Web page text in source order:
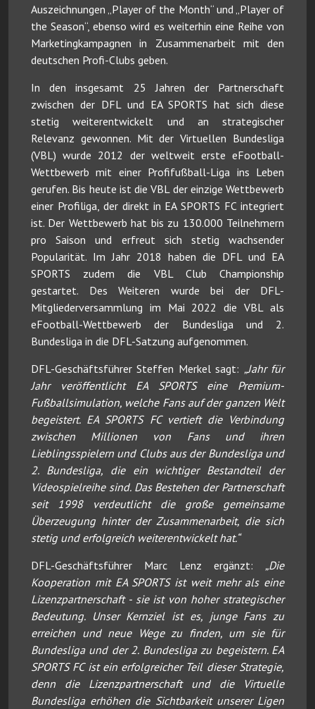
Auszeichnungen „Player of the Month“ und „Player of
the Season“, ebenso wird es weiterhin eine Reihe von
Marketingkampagnen in Zusammenarbeit mit den
deutschen Profi-Clubs geben.
In den insgesamt 25 Jahren der Partnerschaft
zwischen der DFL und EA SPORTS hat sich diese
stetig weiterentwickelt und an strategischer
Relevanz gewonnen. Mit der Virtuellen Bundesliga
(VBL) wurde 2012 der weltweit erste eFootball-
Wettbewerb mit einer Profifußball-Liga ins Leben
gerufen. Bis heute ist die VBL der einzige Wettbewerb
einer Profiliga, der direkt in EA SPORTS FC integriert
ist. Der Wettbewerb hat bis zu 130.000 Teilnehmern
pro Saison und erfreut sich stetig wachsender
Popularität. Im Jahr 2018 haben die DFL und EA
SPORTS zudem die VBL Club Championship
gestartet. Des Weiteren wurde bei der DFL-
Mitgliederversammlung im Mai 2022 die VBL als
eFootball-Wettbewerb der Bundesliga und 2.
Bundesliga in die DFL-Satzung aufgenommen.
DFL-Geschäftsführer Steffen Merkel sagt: „Jahr für
Jahr veröffentlicht EA SPORTS eine Premium-
Fußballsimulation, welche Fans auf der ganzen Welt
begeistert. EA SPORTS FC vertieft die Verbindung
zwischen Millionen von Fans und ihren
Lieblingsspielern und Clubs aus der Bundesliga und
2. Bundesliga, die ein wichtiger Bestandteil der
Videospielreihe sind. Das Bestehen der Partnerschaft
seit 1998 verdeutlicht die große gemeinsame
Überzeugung hinter der Zusammenarbeit, die sich
stetig und erfolgreich weiterentwickelt hat.“
DFL-Geschäftsführer Marc Lenz ergänzt: „Die
Kooperation mit EA SPORTS ist weit mehr als eine
Lizenzpartnerschaft - sie ist von hoher strategischer
Bedeutung. Unser Kernziel ist es, junge Fans zu
erreichen und neue Wege zu finden, um sie für
Bundesliga und der 2. Bundesliga zu begeistern. EA
SPORTS FC ist ein erfolgreicher Teil dieser Strategie,
denn die Lizenzpartnerschaft und die Virtuelle
Bundesliga erhöhen die Sichtbarkeit unserer Ligen